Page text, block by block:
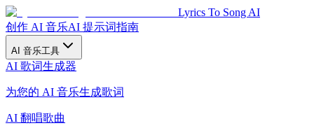
Lyrics To Song AI
创作 AI 音乐AI 提示词指南
AI 音乐工具
AI 歌词生成器
为您的 AI 音乐生成歌词
AI 翻唱歌曲